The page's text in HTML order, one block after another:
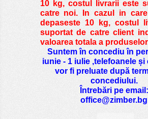
10 kg, costul livrarii este
catre noi. In cazul in
depaseste 10 kg, costul
suportat de catre client
valoarea totala a
Suntem în concediu în
iunie - 1 iulie ,telefoanele și
vor fi preluate după
concediului.
Întrebări pe email:
office@zimber.bg